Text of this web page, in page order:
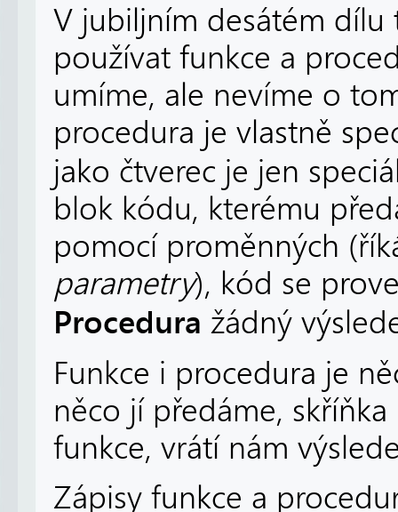
V jubiljním desátém dílu
používat funkce a
umíme, ale nevíme o
procedura je vlastně
jako čtverec je jen
blok kódu, kterému
pomocí proměnných
parametry), kód se
Procedura žádný
Funkce i procedura je
něco jí předáme,
funkce, vrátí nám
Zápisy funkce a